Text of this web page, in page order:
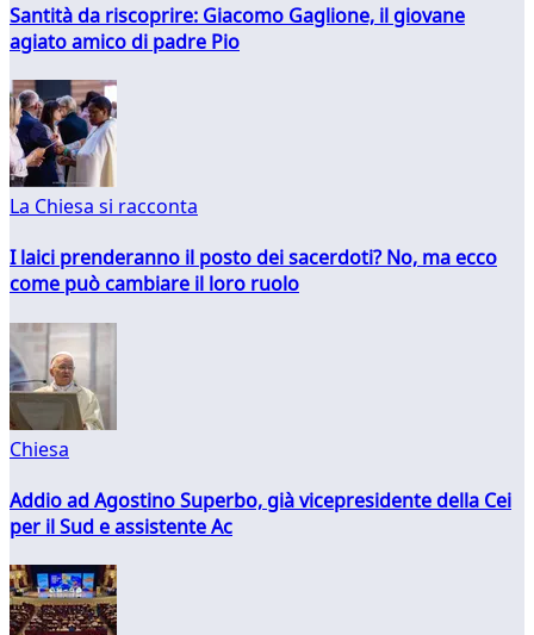
Santità da riscoprire: Giacomo Gaglione, il giovane
agiato amico di padre Pio
La Chiesa si racconta
I laici prenderanno il posto dei sacerdoti? No, ma ecco
come può cambiare il loro ruolo
Chiesa
Addio ad Agostino Superbo, già vicepresidente della Cei
per il Sud e assistente Ac